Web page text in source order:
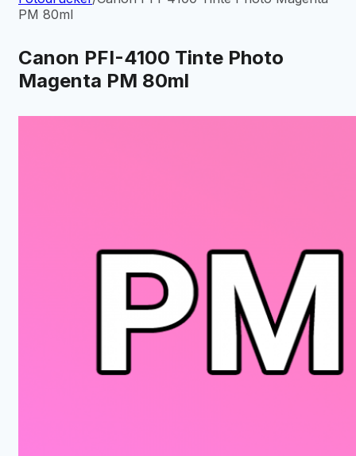
PM 80ml
Canon PFI-4100 Tinte Photo
Magenta PM 80ml